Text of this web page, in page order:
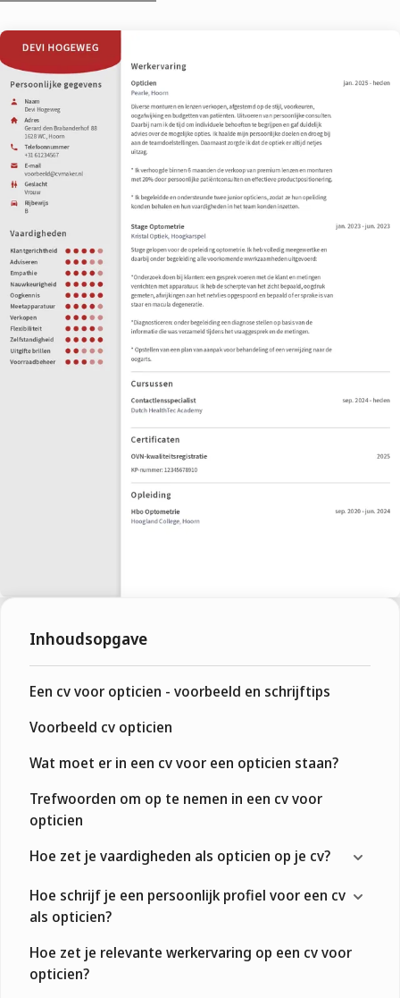
Inhoudsopgave
Een cv voor opticien - voorbeeld en schrijftips
Voorbeeld cv opticien
Wat moet er in een cv voor een opticien staan?
Trefwoorden om op te nemen in een cv voor
opticien
Hoe zet je vaardigheden als opticien op je cv?
Hoe schrijf je een persoonlijk profiel voor een cv
als opticien?
Hoe zet je relevante werkervaring op een cv voor
opticien?